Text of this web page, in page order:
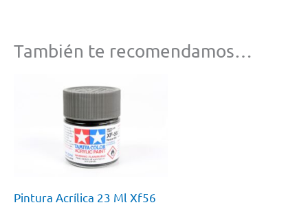
También te recomendamos…
Pintura Acrílica 23 Ml Xf56